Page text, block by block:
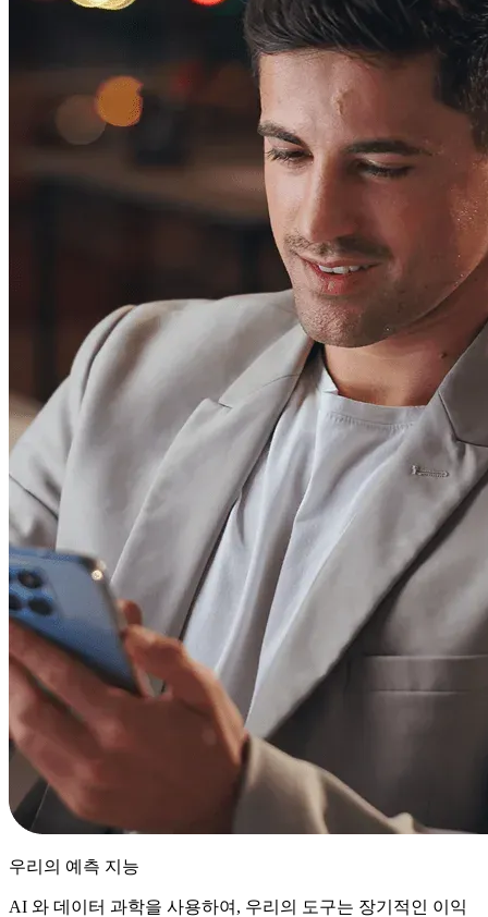
우리의 예측 지능
AI 와 데이터 과학을 사용하여, 우리의 도구는 장기적인 이익